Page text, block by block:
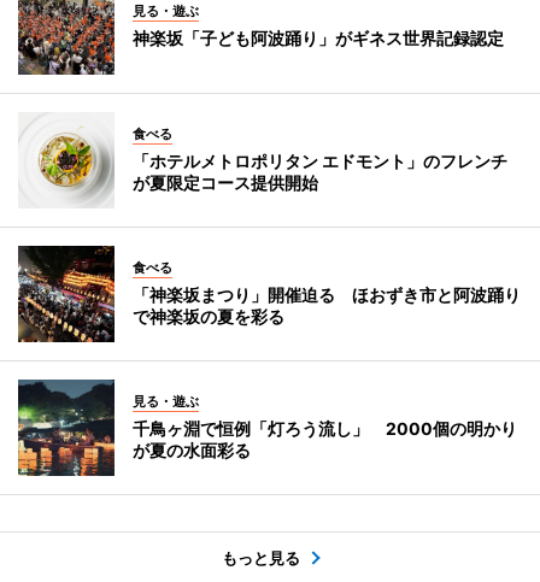
見る・遊ぶ
神楽坂「子ども阿波踊り」がギネス世界記録認定
食べる
「ホテルメトロポリタン エドモント」のフレンチ
が夏限定コース提供開始
食べる
「神楽坂まつり」開催迫る ほおずき市と阿波踊り
で神楽坂の夏を彩る
見る・遊ぶ
千鳥ヶ淵で恒例「灯ろう流し」 2000個の明かり
が夏の水面彩る
もっと見る